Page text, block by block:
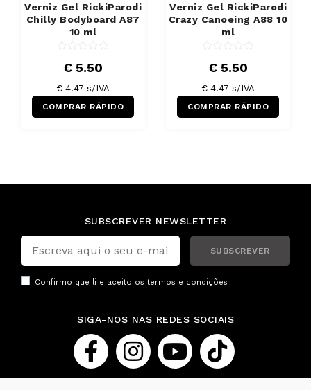
Verniz Gel RickiParodi
Chilly Bodyboard A87
10 ml
€ 5.50
€ 4.47 s/IVA
COMPRAR RÁPIDO
Verniz Gel RickiParodi
Crazy Canoeing A88 10
ml
€ 5.50
€ 4.47 s/IVA
COMPRAR RÁPIDO
SUBSCREVER NEWSLETTER
SUBSCREVER
Confirmo que li e aceito os termos e condições
SIGA-NOS NAS REDES SOCIAIS